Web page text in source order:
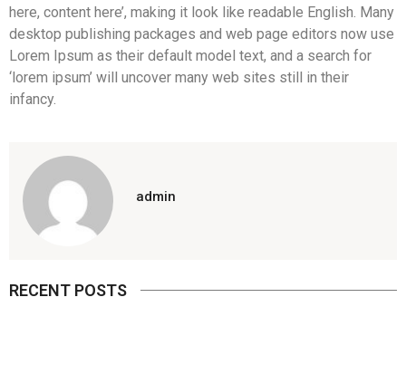
here, content here’, making it look like readable English. Many
desktop publishing packages and web page editors now use
Lorem Ipsum as their default model text, and a search for
‘lorem ipsum’ will uncover many web sites still in their
infancy.
admin
RECENT POSTS